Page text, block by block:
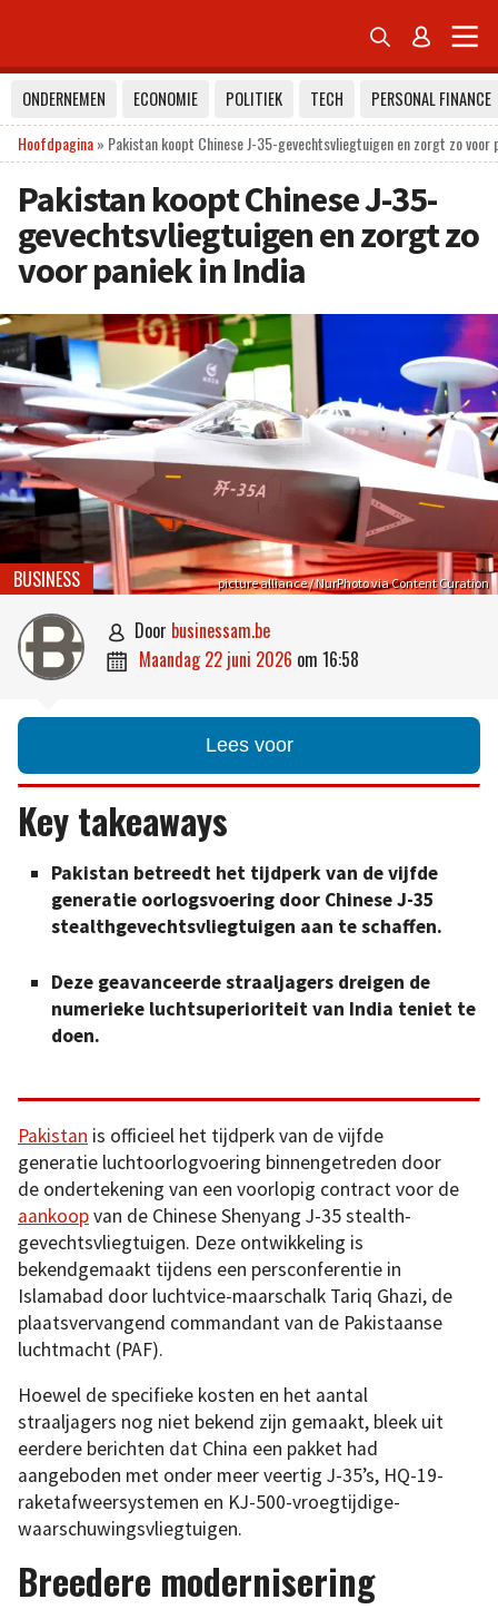
 
ONDERNEMEN ECONOMIE POLITIEK TECH
PERSONAL FINANCE
Hoofdpagina» Pakistan koopt Chinese J-35-gevechtsvliegtuigen en zorgt zo voor
Pakistan koopt Chinese J-35-
gevechtsvliegtuigen en zorgt zo
voor paniek in India
picture alliance / NurPhoto via Content Curation
BUSINESS
 door businessam.be
 maandag 22 juni 2026 om 16:58
Lees voor
Key takeaways
Pakistan betreedt het tijdperk van de vijfde
generatie oorlogsvoering door Chinese J-35
stealthgevechtsvliegtuigen aan te schaffen.
Deze geavanceerde straaljagers dreigen de
numerieke luchtsuperioriteit van India teniet te
doen.
Pakistan is officieel het tijdperk van de vijfde
generatie luchtoorlogvoering binnengetreden door
de ondertekening van een voorlopig contract voor de
aankoopvan de Chinese Shenyang J-35 stealth-
gevechtsvliegtuigen. Deze ontwikkeling is
bekendgemaakt tijdens een persconferentie in
Islamabad door luchtvice-maarschalk Tariq Ghazi, de
plaatsvervangend commandant van de Pakistaanse
luchtmacht (PAF).
Hoewel de specifieke kosten en het aantal
straaljagers nog niet bekend zijn gemaakt, bleek uit
eerdere berichten dat China een pakket had
aangeboden met onder meer veertig J-35’s, HQ-19-
raketafweersystemen en KJ-500-vroegtijdige-
waarschuwingsvliegtuigen.
Breedere modernisering